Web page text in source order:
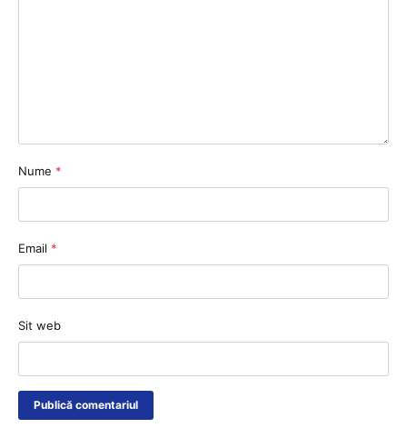
Nume *
Email *
Sit web